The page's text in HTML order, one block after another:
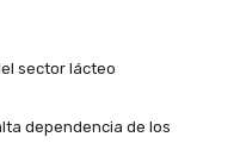
sector lácteo
dependencia de los